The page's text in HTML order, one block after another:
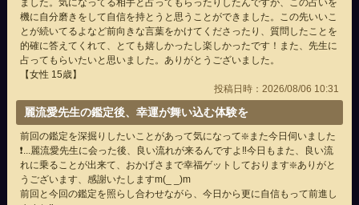
ました。気になってる相手と占ってもらったりしたんですが、この占いを
機に自分磨きをして自信を持とうと思うことができました。この先いいこ
とが続いてるよなど前向きな言葉をかけてくださったり、質問したことを
的確に答えてくれて、とても嬉しかったし楽しかったです！また、先生に
占ってもらいたいと思いました。ありがとうございました。
【女性 15歳】
投稿日時：2026/08/06 10:31
麗流愛先生の鑑定後、幸運が舞い込む体験を
前回の鑑定を深掘りしたいことがあって気になって❇️また今日伺いました
❗...麗流愛先生に会った後、良い流れが来るんですよ‼️今日もまた、良い流
れに乗ることが出来て、おかげさまで幸福ゲットしております❇️ありがと
うございます、感謝いたしますm(_ _)m
前回と今回の鑑定を照らし合わせながら、今日から更に自信もって前進し